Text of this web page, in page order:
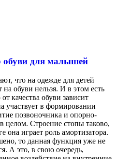
для малышей
что на одежде для детей
обуви нельзя. И в этом есть
качества обуви зависит
участвует в формировании
позвоночника и опорно-
целом. Строение стопы таково,
она играет роль амортизатора.
то данная функция уже не
А это, в свою очередь,